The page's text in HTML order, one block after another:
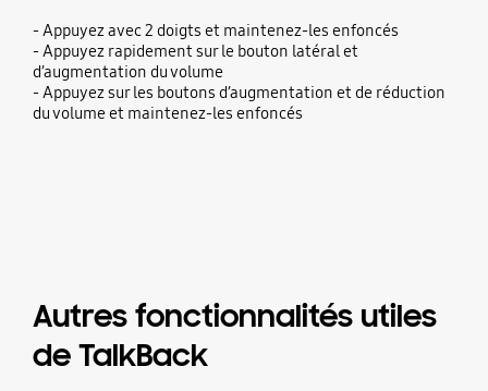
- Appuyez avec 2 doigts et maintenez-les enfoncés
- Appuyez rapidement sur le bouton latéral et
d’augmentation du volume
- Appuyez sur les boutons d’augmentation et de réduction
du volume et maintenez-les enfoncés
Autres fonctionnalités utiles
de TalkBack